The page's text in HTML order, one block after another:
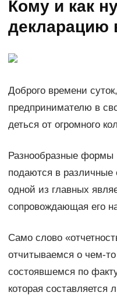
Кому и как
Доброго времени
предпринимателю в
деться от огромного
Разнообразные формы
подаются в различные
одной из главных
сопровождающая его
Само слово
отчитываемся о чем-
состоявшемся по
которая составляется